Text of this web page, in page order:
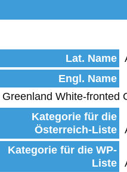
Inhalt
Lat. Name
Engl. Name
Greenland White-fronted
Kategorie für die
Österreich-Liste
Kategorie für die WP-
Liste